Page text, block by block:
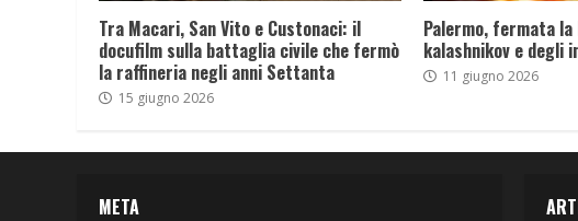
Tra Macari, San Vito e Custonaci: il
docufilm sulla battaglia civile che fermò
la raffineria negli anni Settanta
15 giugno 2026
Palermo, fermata la
kalashnikov e degli
11 giugno 2026
META